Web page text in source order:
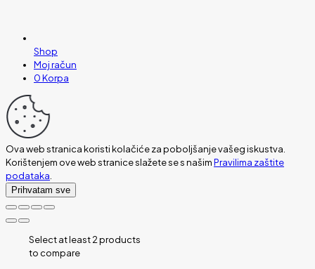
Shop
Moj račun
0Korpa
Ova web stranica koristi kolačiće za poboljšanje vašeg iskustva.
Korištenjem ove web stranice slažete se s našimPravilima zaštite
podataka.
Prihvatam sve
Select at least 2 products
to compare